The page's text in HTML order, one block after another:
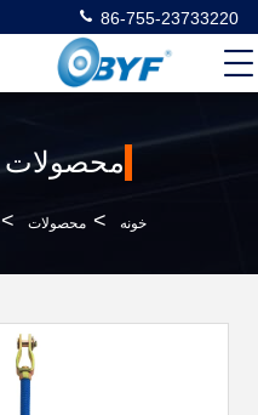
86-755-23733220
محصولات
خونه > محصولات >